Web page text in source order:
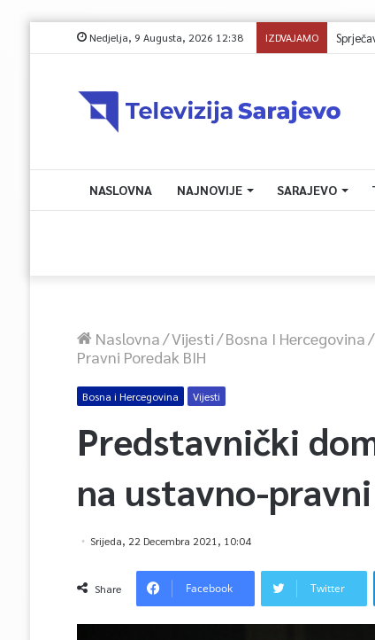
Nedjelja, 9 Augusta, 2026 12:38 IZDVAJAMO
NASLOVNA NAJNOVIJE SARAJEVO
Naslovna/Vijesti/Bosna I Hercegovina/
Pravni Poredak BIH
Bosna i Hercegovina Vijesti
Predstavnički
na ustavno-
Srijeda, 22 Decembra 2021, 10:04
Share Facebook Twitter